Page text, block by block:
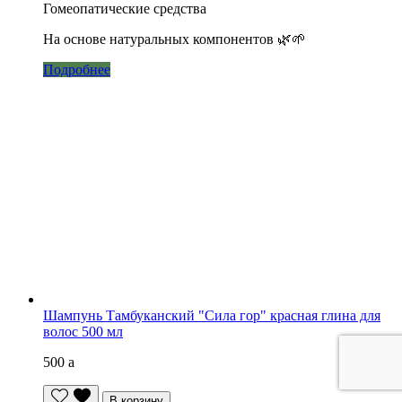
Гомеопатические средства
На основе натуральных компонентов 🌿🌱
Подробнее
Шампунь Тамбуканский "Сила гор" красная глина для
волос 500 мл
500 a